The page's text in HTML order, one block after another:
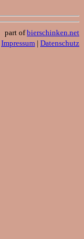
part ofbierschinken.net
Impressum | Datenschutz